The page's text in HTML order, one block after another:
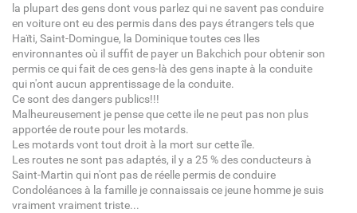
la plupart des gens dont vous parlez qui ne savent pas conduire
en voiture ont eu des permis dans des pays étrangers tels que
Haïti, Saint-Domingue, la Dominique toutes ces Iles
environnantes où il suffit de payer un Bakchich pour obtenir son
permis ce qui fait de ces gens-là des gens inapte à la conduite
qui n'ont aucun apprentissage de la conduite.
Ce sont des dangers publics!!!
Malheureusement je pense que cette ile ne peut pas non plus
apportée de route pour les motards.
Les motards vont tout droit à la mort sur cette île.
Les routes ne sont pas adaptés, il y a 25 % des conducteurs à
Saint-Martin qui n'ont pas de réelle permis de conduire
Condoléances à la famille je connaissais ce jeune homme je suis
vraiment vraiment triste...